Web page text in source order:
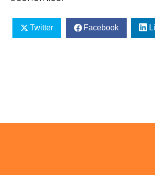
Twitter Facebook